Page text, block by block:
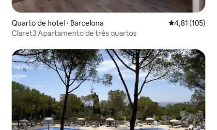
Quarto de hotel ⋅ Barcelona 4,81 de uma
4,81 (105)
Claret3 Apartamento de três quartos